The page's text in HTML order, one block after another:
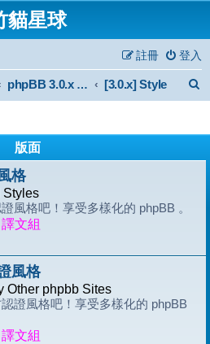
貓星球
登入
註冊
phpBB 3.0.x Forum Archive [3.0.x] Style
版面
格
Styles
風格吧！享受多樣化的 phpBB 。
譯文組
風格
Other phpbb Sites
證風格吧！享受多樣化的 phpBB
譯文組